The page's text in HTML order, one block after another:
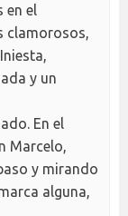
en el
clamorosos,
y un
En el
Marcelo,
y mirando
alguna,